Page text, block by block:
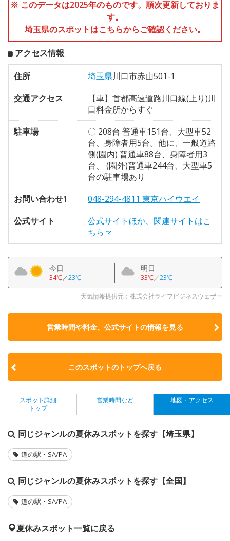
※ このデータは2025年のものです。順次更新しておりま
す。
埼玉県のスポットはこちらからご確認ください。
アクセス情報
住所 埼玉県川口市赤山501-1
交通アクセス
【車】首都高速道路川口線(上り)川
口料金所からすぐ
駐車場
〇 208台 普通車151台、大型車52
台、身障者用5台。他に、一般道路
側(園内) 普通車88台、身障者用3
台、 (園外)普通車244台、大型車5
台の駐車場あり
お問い合わせ1
048-294-4811 東京ハイウエイ
公式サイト
公式サイトほか、関連サイトはこ
ちら
今日
34℃／23℃
明日
33℃／23℃
天気情報提供元：株式会社ライフビジネスウェザー
営業時間や料金、公式サイトの情報を見る
このスポットのトップへ戻る
スポット詳細
トップ
営業時間など 地図・アクセス
同じジャンルの夏休みスポットを探す【埼玉県】
道の駅・SA/PA
同じジャンルの夏休みスポットを探す【全国】
道の駅・SA/PA
夏休みスポット一覧に戻る